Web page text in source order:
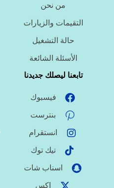
من نحن
التقيمات والزيارات
حالة التشغيل
الأسئلة الشائعة
تابعنا ليصلك جديدنا
فيسبوك
بنترست
انستقرام
تيك توك
اسناب شات
اكس
ما نوع الملف؟
ما درجة الاستعجال؟
هل تحتاج تنسيقًا أو توثيق مراجع؟